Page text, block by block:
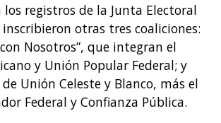
los registros de la Junta Electoral
inscribieron otras tres coaliciones:
con Nosotros”, que integran el
y Unión Popular Federal; y
de Unión Celeste y Blanco, más el
Federal y Confianza Pública.